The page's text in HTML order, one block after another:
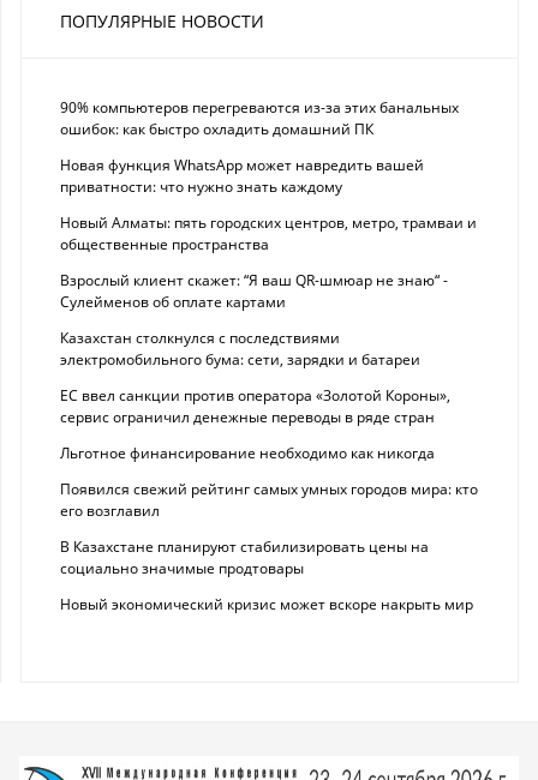
ПОПУЛЯРНЫЕ НОВОСТИ
90% компьютеров перегреваются из-за этих банальных
ошибок: как быстро охладить домашний ПК
Новая функция WhatsApp может навредить вашей
приватности: что нужно знать каждому
Новый Алматы: пять городских центров, метро, трамваи и
общественные пространства
Взрослый клиент скажет: “Я ваш QR-шмюар не знаю“ -
Сулейменов об оплате картами
Казахстан столкнулся с последствиями
электромобильного бума: сети, зарядки и батареи
ЕС ввел санкции против оператора «Золотой Короны»,
сервис ограничил денежные переводы в ряде стран
Льготное финансирование необходимо как никогда
Появился свежий рейтинг самых умных городов мира: кто
его возглавил
В Казахстане планируют стабилизировать цены на
социально значимые продтовары
Новый экономический кризис может вскоре накрыть мир